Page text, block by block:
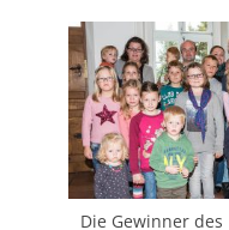
Die Gewinner des